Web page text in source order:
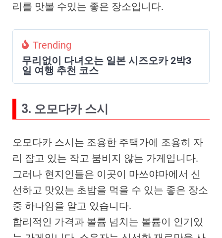
리를 맛볼 수있는 좋은 장소입니다.
Trending
무리없이 다녀오는 일본 시즈오카 2박3
일 여행 추천 코스
3. 오모다카 스시
오모다카 스시는 조용한 주택가에 조용히 자
리 잡고 있는 작고 붐비지 않는 가게입니다.
그러나 현지인들은 이곳이 마쓰야마에서 신
선하고 맛있는 초밥을 먹을 수 있는 좋은 장소
중 하나임을 알고 있습니다.
합리적인 가격과 볼륨 넘치는 볼륨이 인기있